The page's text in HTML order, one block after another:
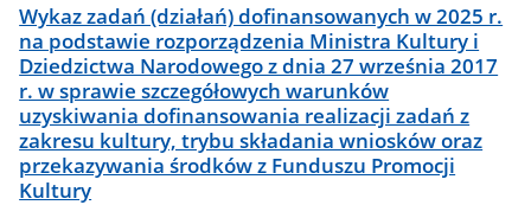
Wykaz zadań (działań) dofinansowanych w 2025 r.
na podstawie rozporządzenia Ministra Kultury i
Dziedzictwa Narodowego z dnia 27 września 2017
r. w sprawie szczegółowych warunków
uzyskiwania dofinansowania realizacji zadań z
zakresu kultury, trybu składania wniosków oraz
przekazywania środków z Funduszu Promocji
Kultury